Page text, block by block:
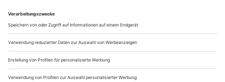
pubertierenden Seelen großstädtischer Hauptschüler gelang,
indem er sie in der Treptower Arena zum Tanzen von
Strawinskys «Sac­re du Printemps» brachte. Ein seitdem
weithin kopiertes Prinzip. Die potenziell heilende Kraft des
Community Dance nutzte aber bereits in...